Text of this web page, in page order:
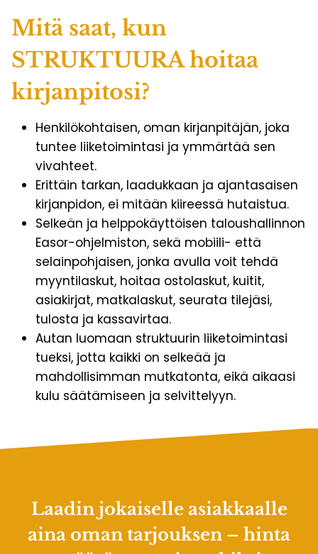
Mitä saat, kun
STRUKTUURA hoitaa
kirjanpitosi?
Henkilökohtaisen, oman kirjanpitäjän, joka
tuntee liiketoimintasi ja ymmärtää sen
vivahteet.
Erittäin tarkan, laadukkaan ja ajantasaisen
kirjanpidon, ei mitään kiireessä hutaistua.
Selkeän ja helppokäyttöisen taloushallinnon
Easor-ohjelmiston, sekä mobiili- että
selainpohjaisen, jonka avulla voit tehdä
myyntilaskut, hoitaa ostolaskut, kuitit,
asiakirjat, matkalaskut, seurata tilejäsi,
tulosta ja kassavirtaa.
Autan luomaan struktuurin liiketoimintasi
tueksi, jotta kaikki on selkeää ja
mahdollisimman mutkatonta, eikä aikaasi
kulu säätämiseen ja selvittelyyn.
Laadin jokaiselle asiakkaalle
aina oman tarjouksen – hinta